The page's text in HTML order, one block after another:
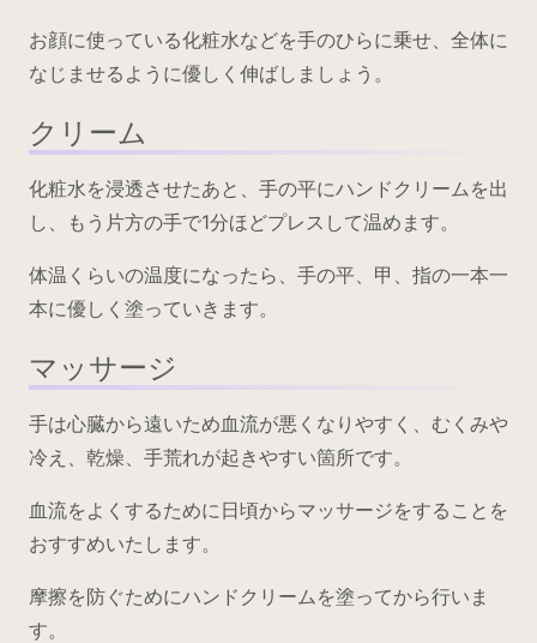
お顔に使っている化粧水などを手のひらに乗せ、全体に
なじませるように優しく伸ばしましょう。
クリーム
化粧水を浸透させたあと、手の平にハンドクリームを出
し、もう片方の手で1分ほどプレスして温めます。
体温くらいの温度になったら、手の平、甲、指の一本一
本に優しく塗っていきます。
マッサージ
手は心臓から遠いため血流が悪くなりやすく、むくみや
冷え、乾燥、手荒れが起きやすい箇所です。
血流をよくするために日頃からマッサージをすることを
おすすめいたします。
摩擦を防ぐためにハンドクリームを塗ってから行いま
す。